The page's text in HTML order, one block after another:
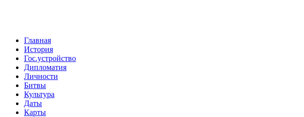
Главная
История
Гос.устройство
Дипломатия
Личности
Битвы
Культура
Даты
Карты